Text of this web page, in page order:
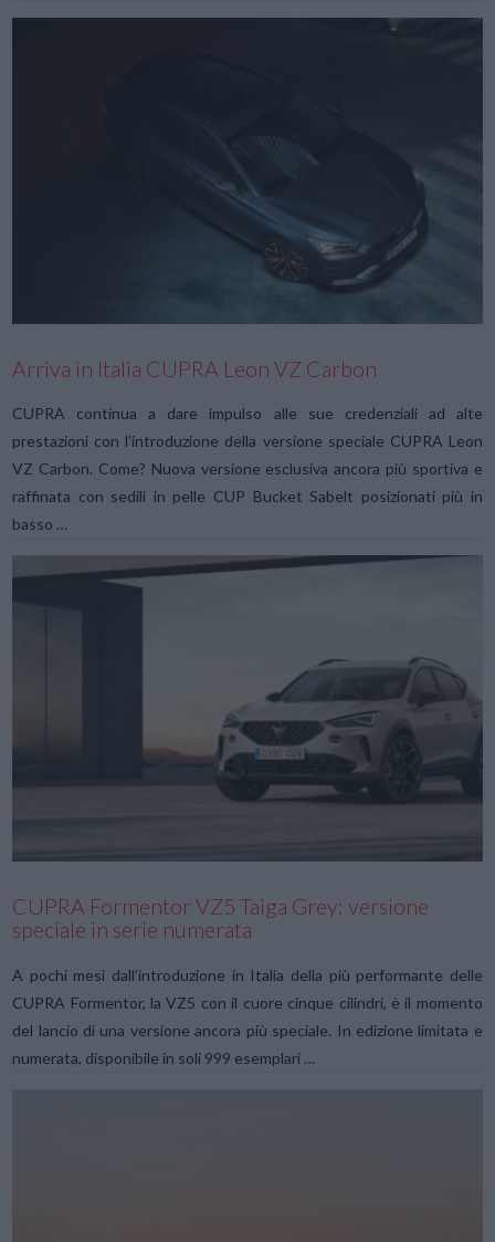
VIEW POST
Arriva in Italia CUPRA Leon VZ Carbon
CUPRA continua a dare impulso alle sue credenziali ad alte
prestazioni con l’introduzione della versione speciale CUPRA Leon
VZ Carbon. Come? Nuova versione esclusiva ancora più sportiva e
raffinata con sedili in pelle CUP Bucket Sabelt posizionati più in
basso …
CUPRA Formentor VZ5 Taiga Grey: versione
speciale in serie numerata
A pochi mesi dall’introduzione in Italia della più performante delle
CUPRA Formentor, la VZ5 con il cuore cinque cilindri, è il momento
del lancio di una versione ancora più speciale. In edizione limitata e
numerata, disponibile in soli 999 esemplari …